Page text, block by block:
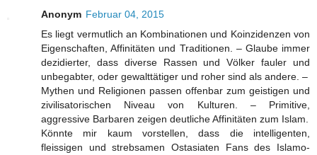
Anonym Februar 04, 2015
Es liegt vermutlich an Kombinationen und Koinzidenzen von
Eigenschaften, Affinitäten und Traditionen. – Glaube immer
dezidierter, dass diverse Rassen und Völker fauler und
unbegabter, oder gewalttätiger und roher sind als andere. –
Mythen und Religionen passen offenbar zum geistigen und
zivilisatorischen Niveau von Kulturen. – Primitive,
aggressive Barbaren zeigen deutliche Affinitäten zum Islam.
Könnte mir kaum vorstellen, dass die intelligenten,
fleissigen und strebsamen Ostasiaten Fans des Islamo-